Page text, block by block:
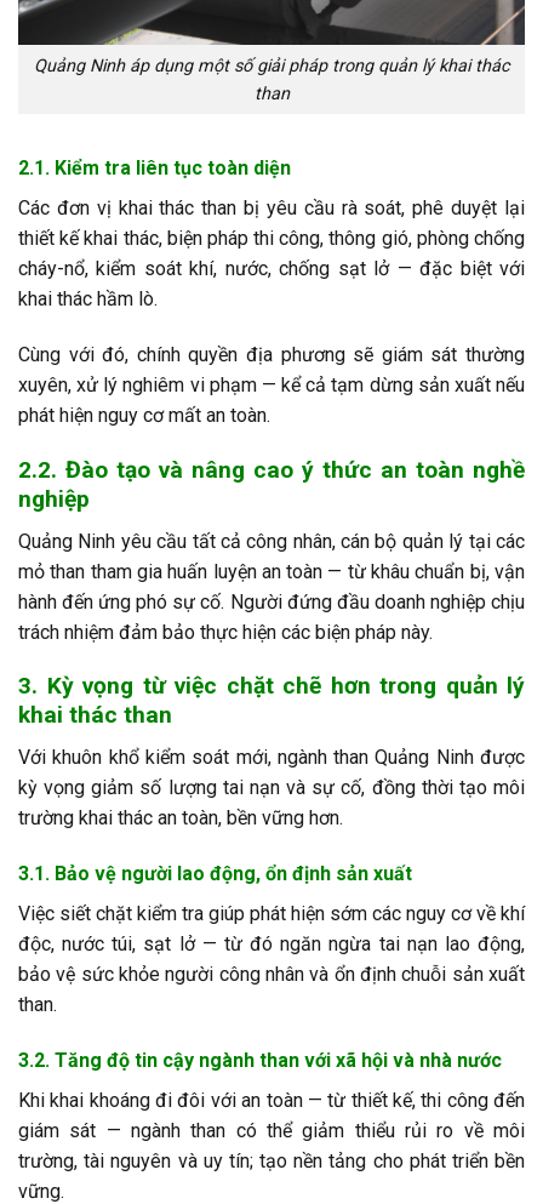
Quảng Ninh áp dụng một số giải pháp trong quản lý khai thác
than
2.1. Kiểm tra liên tục toàn diện
Các đơn vị khai thác than bị yêu cầu rà soát, phê duyệt lại
thiết kế khai thác, biện pháp thi công, thông gió, phòng chống
cháy-nổ, kiểm soát khí, nước, chống sạt lở — đặc biệt với
khai thác hầm lò.
Cùng với đó, chính quyền địa phương sẽ giám sát thường
xuyên, xử lý nghiêm vi phạm — kể cả tạm dừng sản xuất nếu
phát hiện nguy cơ mất an toàn.
2.2. Đào tạo và nâng cao ý thức an toàn nghề
nghiệp
Quảng Ninh yêu cầu tất cả công nhân, cán bộ quản lý tại các
mỏ than tham gia huấn luyện an toàn — từ khâu chuẩn bị, vận
hành đến ứng phó sự cố. Người đứng đầu doanh nghiệp chịu
trách nhiệm đảm bảo thực hiện các biện pháp này.
3. Kỳ vọng từ việc chặt chẽ hơn trong quản lý
khai thác than
Với khuôn khổ kiểm soát mới, ngành than Quảng Ninh được
kỳ vọng giảm số lượng tai nạn và sự cố, đồng thời tạo môi
trường khai thác an toàn, bền vững hơn.
3.1. Bảo vệ người lao động, ổn định sản xuất
Việc siết chặt kiểm tra giúp phát hiện sớm các nguy cơ về khí
độc, nước túi, sạt lở — từ đó ngăn ngừa tai nạn lao động,
bảo vệ sức khỏe người công nhân và ổn định chuỗi sản xuất
than.
3.2. Tăng độ tin cậy ngành than với xã hội và nhà nước
Khi khai khoáng đi đôi với an toàn — từ thiết kế, thi công đến
giám sát — ngành than có thể giảm thiểu rủi ro về môi
trường, tài nguyên và uy tín; tạo nền tảng cho phát triển bền
vững.